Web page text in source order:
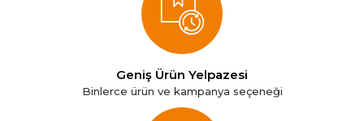
Geniş Ürün Yelpazesi
Binlerce ürün ve kampanya seçeneği